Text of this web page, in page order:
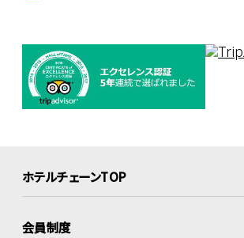
ホテルチェーンTOP
会員制度